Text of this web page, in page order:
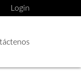
Login